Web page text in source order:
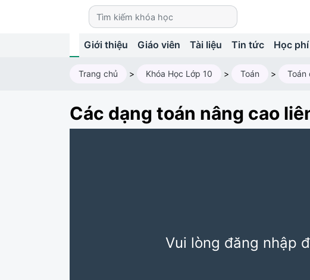
Giới thiệu Giáo viên Tài liệu Tin tức Học phí
Trang chủ > Khóa Học Lớp 10 > Toán >
Các dạng toán nâng cao
Vui lòng đăng nhập